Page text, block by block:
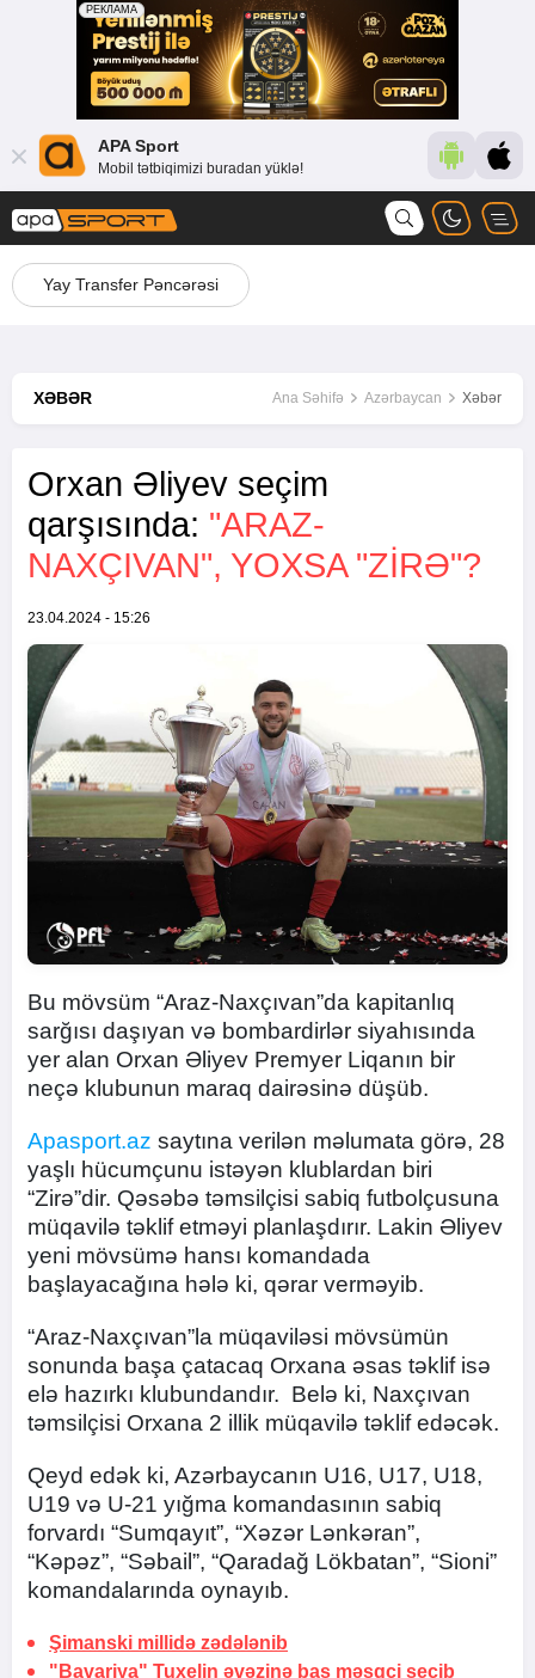
APA Sport
Mobil tətbiqimizi buradan yüklə!
Yay Transfer Pəncərəsi
XƏBƏR Ana Səhifə Azərbaycan Xəbər
Orxan Əliyev seçim
qarşısında: "ARAZ-
NAXÇIVAN", YOXSA "ZIRƏ"?
23.04.2024 - 15:26
Bu mövsüm “Araz-Naxçıvan”da kapitanlıq
sarğısı daşıyan və bombardirlər siyahısında
yer alan Orxan Əliyev Premyer Liqanın bir
neçə klubunun maraq dairəsinə düşüb.
Apasport.az saytına verilən məlumata görə, 28
yaşlı hücumçunu istəyən klublardan biri
“Zirə”dir. Qəsəbə təmsilçisi sabiq futbolçusuna
müqavilə təklif etməyi planlaşdırır. Lakin Əliyev
yeni mövsümə hansı komandada
başlayacağına hələ ki, qərar verməyib.
“Araz-Naxçıvan”la müqaviləsi mövsümün
sonunda başa çatacaq Orxana əsas təklif isə
elə hazırkı klubundandır. Belə ki, Naxçıvan
təmsilçisi Orxana 2 illik müqavilə təklif edəcək.
Qeyd edək ki, Azərbaycanın U16, U17, U18,
U19 və U-21 yığma komandasının sabiq
forvardı “Sumqayıt”, “Xəzər Lənkəran”,
“Kəpəz”, “Səbail”, “Qaradağ Lökbatan”, “Sioni”
komandalarında oynayıb.
Şimanski millidə zədələnib
"Bavariya" Tuxelin əvəzinə baş məşqçi seçib